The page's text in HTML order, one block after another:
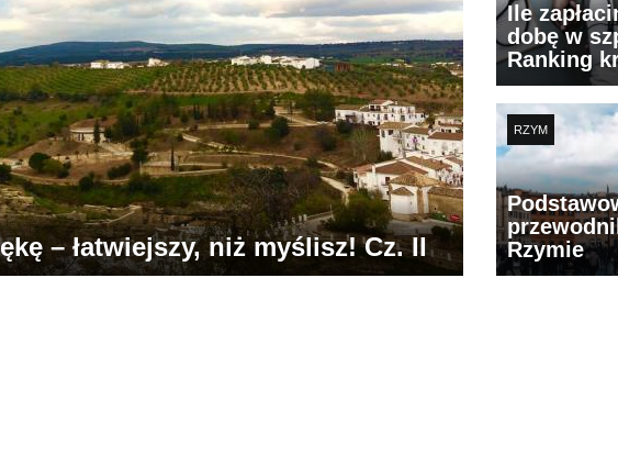
– łatwiejszy, niż myślisz! Cz. II
Ile
dobę w
Ranking
RZYM
Rzymie